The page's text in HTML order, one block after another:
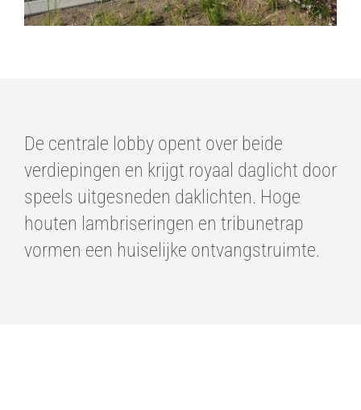
De centrale lobby opent over beide
verdiepingen en krijgt royaal daglicht door
speels uitgesneden daklichten. Hoge
houten lambriseringen en tribunetrap
vormen een huiselijke ontvangstruimte.